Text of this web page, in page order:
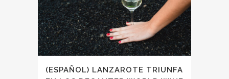
(ESPAÑOL) LANZAROTE TRIUNFA